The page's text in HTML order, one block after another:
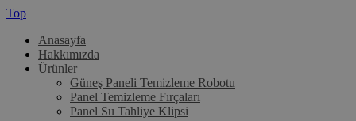
Top
Anasayfa
Hakkımızda
Ürünler
Güneş Paneli Temizleme Robotu
Panel Temizleme Fırçaları
Panel Su Tahliye Klipsi